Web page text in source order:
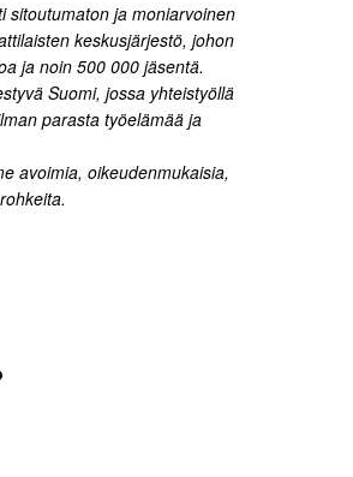
sitoutumaton ja moniarvoinen
keskusjärjestö, johon
ja noin 500 000 jäsentä.
Suomi, jossa yhteistyöllä
parasta työelämää ja
avoimia, oikeudenmukaisia,